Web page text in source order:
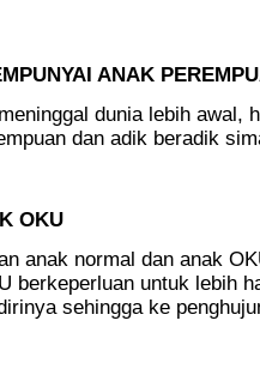
ANAK
dunia lebih awal,
dan adik beradik
OKU
anak normal dan anak
berkeperluan untuk lebih
sehingga ke